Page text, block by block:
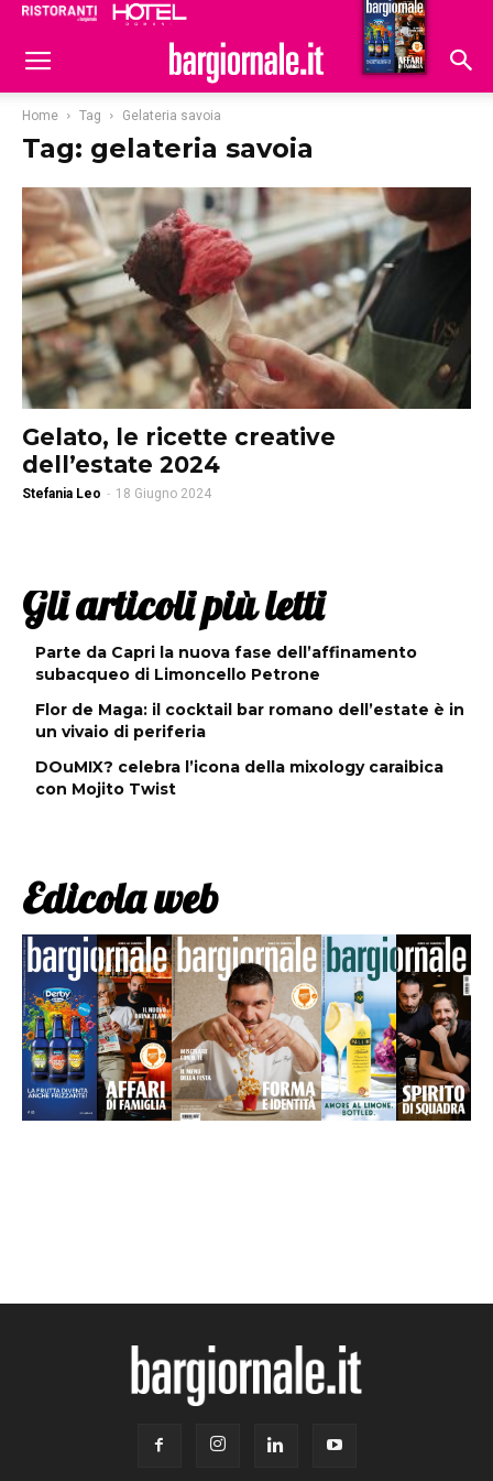
Hoteldomani
Home Tag Gelateria savoia
Tag: gelateria savoia
Gelato, le ricette creative
dell’estate 2024
Stefania Leo - 18 Giugno 2024
Gli articoli più letti
Parte da Capri la nuova fase dell’affinamento
subacqueo di Limoncello Petrone
Flor de Maga: il cocktail bar romano dell’estate è in
un vivaio di periferia
DOuMIX? celebra l’icona della mixology caraibica
con Mojito Twist
Edicola web